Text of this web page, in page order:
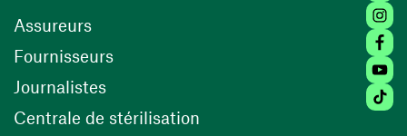
Assureurs
Fournisseurs(ouvre une nouvelle fenêtre)
Journalistes
Centrale de stérilisation (ouvre une nouvelle